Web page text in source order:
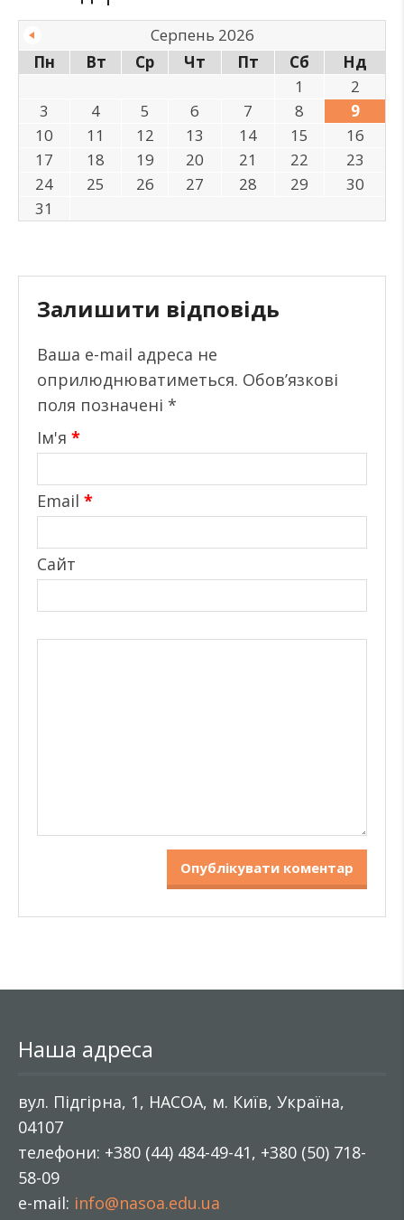
Серпень 2026
Пн
Вт Ср Чт Пт Сб
Нд
1
2
3
4 5 6 7 8
9
10
11 12 13 14 15
16
17
18 19 20 21 22
23
24
25 26 27 28 29
30
31
Залишити відповідь
Ваша e-mail адреса не
оприлюднюватиметься. Обов’язкові
поля позначені *
Ім'я *
Email *
Сайт
Наша адреса
вул. Підгірна, 1, НАСОА, м. Київ, Україна,
04107
телефони: +380 (44) 484-49-41, +380 (50) 718-
58-09
e-mail: info@nasoa.edu.ua